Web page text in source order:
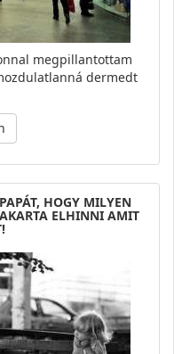
megpillantottam
dermedt
HOGY MILYEN
ELHINNI AMIT